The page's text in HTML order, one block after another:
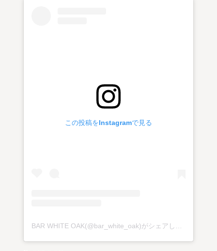
この投稿をInstagramで見る
BAR WHITE OAK(@bar_white_oak)がシェアした投稿